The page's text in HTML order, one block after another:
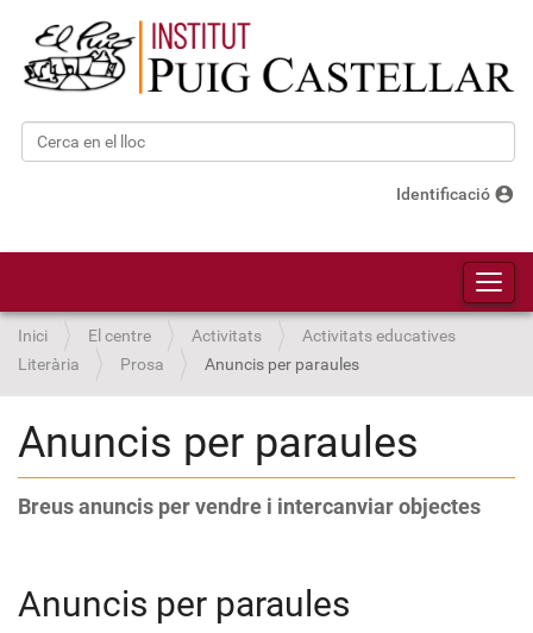
Cerca
Identificació account_circle
Inici El centre Activitats
Activitats educatives
Literària
Prosa Anuncis per paraules
Anuncis per paraules
Breus anuncis per vendre i intercanviar objectes
Anuncis per paraules